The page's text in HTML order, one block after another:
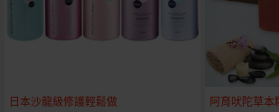
日本沙龍級修護輕鬆做 阿育吠陀草本